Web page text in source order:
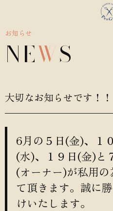
お知らせ
NEW S
大切なお知らせです！！
6月の５日(金)、１
(水)、１９日(金)と
(オーナー)が私用
て頂きます。誠に
けいたします。